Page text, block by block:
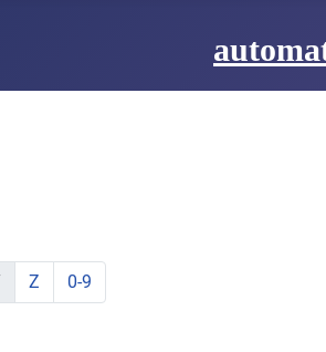
Buchstabe:
mit Buchstabe:
mit Buchstabe:
Elemente mit Buchstabe:
zeige Elemente mit Buchstabe:
Z zeige Elemente mit Buchstabe:
0-9